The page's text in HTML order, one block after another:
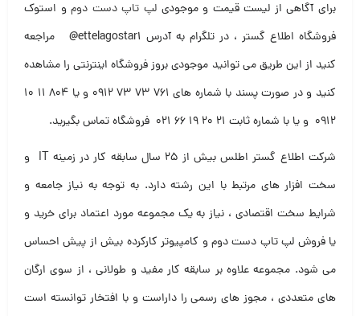
برای آگاهی از لیست قیمت و موجودیلپ تاپ دست دومو استوک
فروشگاه اطلاع گستر ، در تلگرام به آدرس @ettelagostar1
مراجعه
کنید از این طریق می توانید موجودی بروز فروشگاه اینترنتی را مشاهده
کنید و در صورت پسند با شماره های ۷۶۱ ۷۳ ۷۳ ۰۹۱۲ و یا ۸۰۴ ۱۱ ۱۰
۰۹۱۲ و یا با شماره ثابت ۲۱ ۲۰ ۱۹ ۶۶ ۰۲۱ فروشگاه تماس بگیرید
.
شرکت اطلاع گستر اطلس بیش از ۲۵ سال سابقه کار در زمینه IT و
سخت افزار های مرتبط با این رشته دارد. به توجه به نیاز جامعه و
شرایط سخت اقتصادی ، نیاز به یک مجموعه مورد اعتماد برای خرید و
یا فروش لپ تاپ دست دوم و کامپیوتر کارکرده بیش از پیش احساس
می شود. مجموعه علاوه بر سابقه کار مفید و طولانی ، از سوی ارگان
های متعددی ، مجوز های رسمی را داراست و با افتخار توانسته است